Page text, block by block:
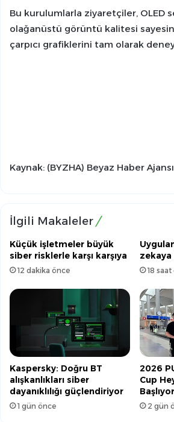
Bu kurulumlarla ziyaretçiler, OLED
olağanüstü görüntü kalitesi
çarpıcı grafiklerini tam olarak
Kaynak: (BYZHA) Beyaz Haber Ajansı
İlgili Makaleler
Küçük işletmeler büyük
siber risklerle karşı karşıya
12 dakika önce
zekaya
18
Kaspersky: Doğru BT
alışkanlıkları siber
dayanıklılığı güçlendiriyor
1 gün önce
2026
Cup
Başlıyor
2 gün